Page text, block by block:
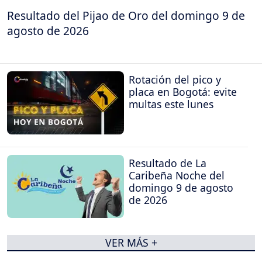
Resultado del Pijao de Oro del domingo 9 de
agosto de 2026
Rotación del pico y
placa en Bogotá: evite
multas este lunes
Resultado de La
Caribeña Noche del
domingo 9 de agosto
de 2026
VER MÁS +